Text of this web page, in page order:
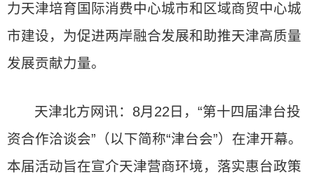
力天津培育国际消费中心城市和区域商贸中心城
市建设，为促进两岸融合发展和助推天津高质量
发展贡献力量。
天津北方网讯：8月22日，“第十四届津台投
资合作洽谈会”（以下简称“津台会”）在津开幕。
本届活动旨在宣介天津营商环境，落实惠台政策